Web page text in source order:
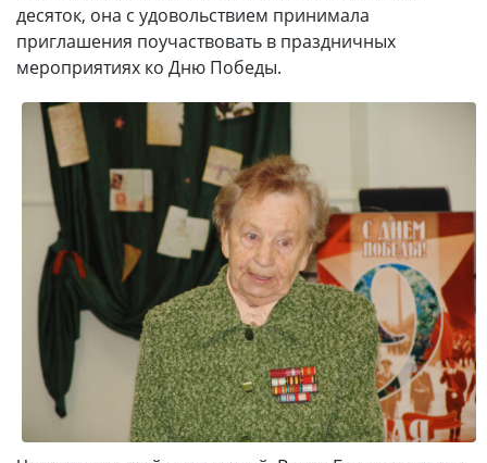
десяток, она с удовольствием принимала
приглашения поучаствовать в праздничных
мероприятиях ко Дню Победы.